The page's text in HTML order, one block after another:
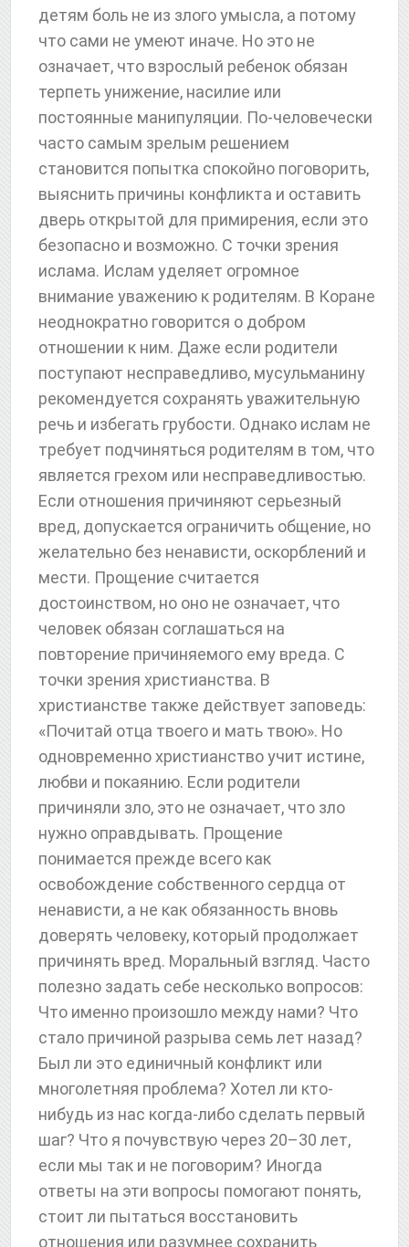
детям боль не из злого умысла, а потому
что сами не умеют иначе. Но это не
означает, что взрослый ребенок обязан
терпеть унижение, насилие или
постоянные манипуляции. По-человечески
часто самым зрелым решением
становится попытка спокойно поговорить,
выяснить причины конфликта и оставить
дверь открытой для примирения, если это
безопасно и возможно. С точки зрения
ислама. Ислам уделяет огромное
внимание уважению к родителям. В Коране
неоднократно говорится о добром
отношении к ним. Даже если родители
поступают несправедливо, мусульманину
рекомендуется сохранять уважительную
речь и избегать грубости. Однако ислам не
требует подчиняться родителям в том, что
является грехом или несправедливостью.
Если отношения причиняют серьезный
вред, допускается ограничить общение, но
желательно без ненависти, оскорблений и
мести. Прощение считается
достоинством, но оно не означает, что
человек обязан соглашаться на
повторение причиняемого ему вреда. С
точки зрения христианства. В
христианстве также действует заповедь:
«Почитай отца твоего и мать твою». Но
одновременно христианство учит истине,
любви и покаянию. Если родители
причиняли зло, это не означает, что зло
нужно оправдывать. Прощение
понимается прежде всего как
освобождение собственного сердца от
ненависти, а не как обязанность вновь
доверять человеку, который продолжает
причинять вред. Моральный взгляд. Часто
полезно задать себе несколько вопросов:
Что именно произошло между нами? Что
стало причиной разрыва семь лет назад?
Был ли это единичный конфликт или
многолетняя проблема? Хотел ли кто-
нибудь из нас когда-либо сделать первый
шаг? Что я почувствую через 20–30 лет,
если мы так и не поговорим? Иногда
ответы на эти вопросы помогают понять,
стоит ли пытаться восстановить
отношения или разумнее сохранить